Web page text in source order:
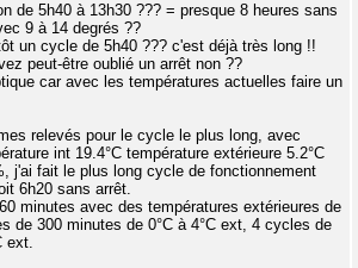
de 5h40 à 13h30 ??? = presque 8 heures sans
9 à 14 degrés ??
un cycle de 5h40 ??? c'est déjà très long !!
peut-être oublié un arrêt non ??
car avec les températures actuelles faire un
relevés pour le cycle le plus long, avec
int 19.4°C température extérieure 5.2°C
j'ai fait le plus long cycle de fonctionnement
6h20 sans arrêt.
minutes avec des températures extérieures de
de 300 minutes de 0°C à 4°C ext, 4 cycles de
ext.